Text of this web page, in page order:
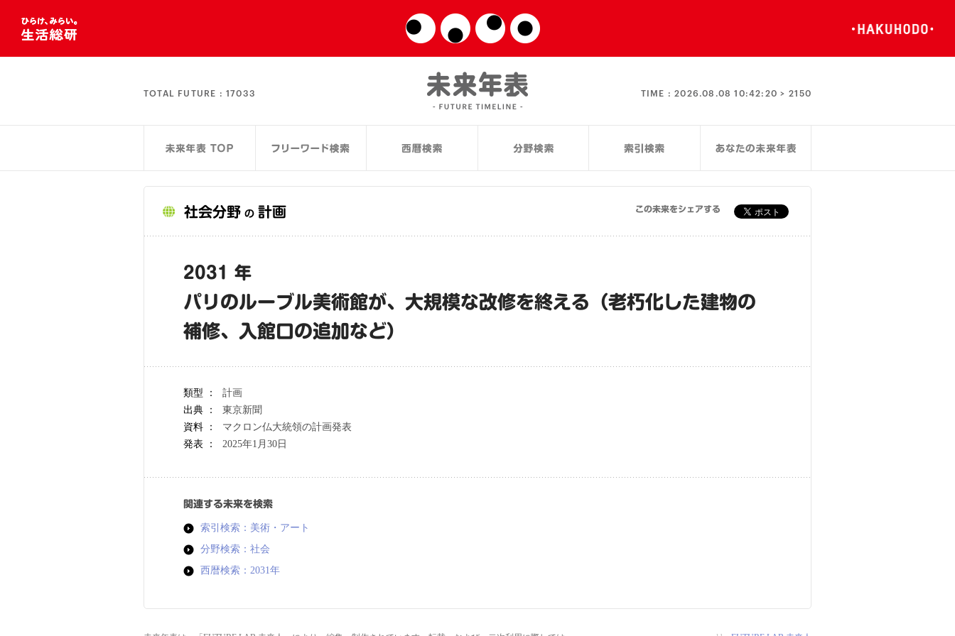
TOTAL FUTURE : 17033 TIME :2026.08.08 10:42:20 > 2150
社会分野 の 計画 この未来をシェアする
2031 年
パリのルーブル美術館が、大規模な改修を終える（老朽化した建物の
補修、入館口の追加など）
類型 ：
計画
出典 ：
東京新聞
資料 ：
マクロン仏大統領の計画発表
発表 ：
2025年1月30日
関連する未来を検索
索引検索：美術・アート
分野検索：社会
西暦検索：2031年